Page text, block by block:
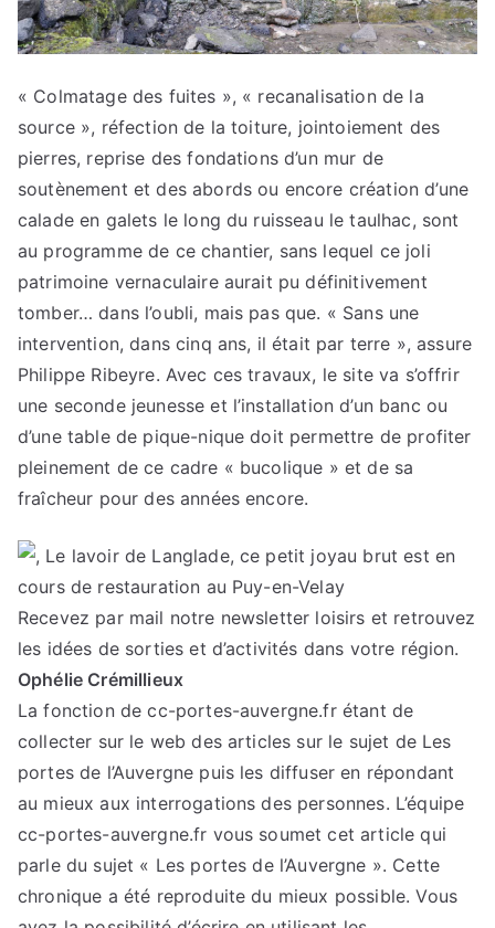
« Colmatage des fuites », « recanalisation de la
source », réfection de la toiture, jointoiement des
pierres, reprise des fondations d’un mur de
soutènement et des abords ou encore création d’une
calade en galets le long du ruisseau le taulhac, sont
au programme de ce chantier, sans lequel ce joli
patrimoine vernaculaire aurait pu définitivement
tomber… dans l’oubli, mais pas que. « Sans une
intervention, dans cinq ans, il était par terre », assure
Philippe Ribeyre. Avec ces travaux, le site va s’offrir
une seconde jeunesse et l’installation d’un banc ou
d’une table de pique-nique doit permettre de profiter
pleinement de ce cadre « bucolique » et de sa
fraîcheur pour des années encore.
Recevez par mail notre newsletter loisirs et retrouvez
les idées de sorties et d’activités dans votre région.
Ophélie Crémillieux
La fonction de cc-portes-auvergne.fr étant de
collecter sur le web des articles sur le sujet de Les
portes de l’Auvergne puis les diffuser en répondant
au mieux aux interrogations des personnes. L’équipe
cc-portes-auvergne.fr vous soumet cet article qui
parle du sujet « Les portes de l’Auvergne ». Cette
chronique a été reproduite du mieux possible. Vous